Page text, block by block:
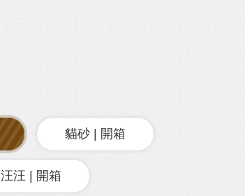
貓砂 | 開箱
汪汪 | 開箱